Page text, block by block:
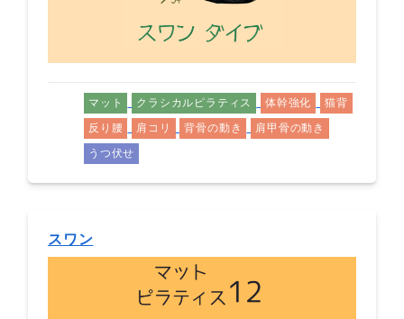
マット クラシカルピラティス 体幹強化
猫背
反り腰
肩コリ 背骨の動き
肩甲骨の動き
うつ伏せ
スワン